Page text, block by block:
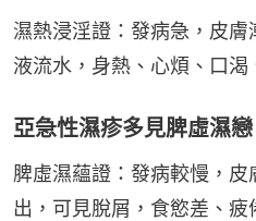
濕熱浸淫證：發病急，皮
液流水，身熱、心煩、口渴
亞急性濕疹多見脾虛濕戀
脾虛濕蘊證：發病較慢，
出，可見脫屑，食慾差、疲